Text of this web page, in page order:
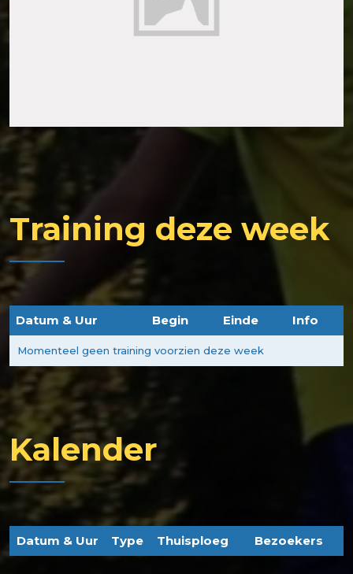
Training deze week
Datum & Uur Begin Einde Info
Momenteel geen training voorzien deze week
Kalender
Datum & Uur Type Thuisploeg Bezoekers